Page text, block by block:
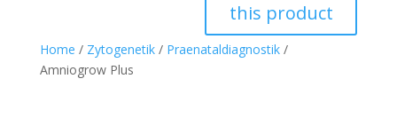
this product
Home / Zytogenetik/ Praenataldiagnostik/
Amniogrow Plus